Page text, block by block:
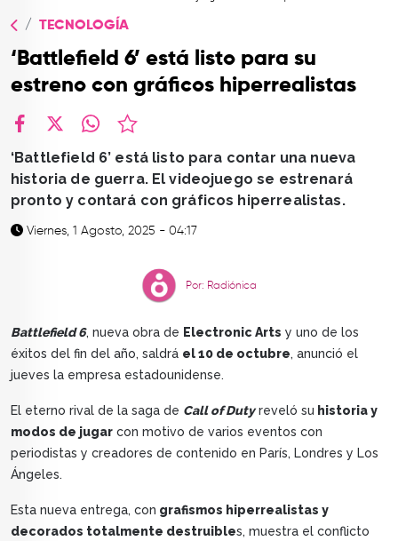
CONTACTO
TECNOLOGÍA
‘Battlefield 6’ está listo para su
estreno con gráficos hiperrealistas
‘Battlefield 6’ está listo para contar una nueva
historia de guerra. El videojuego se estrenará
pronto y contará con gráficos hiperrealistas.
Viernes, 1 Agosto, 2025 - 04:17
Por: Radiónica
Battlefield 6, nueva obra de Electronic Arts y uno de los
éxitos del fin del año, saldrá el 10 de octubre, anunció el
jueves la empresa estadounidense.
El eterno rival de la saga de Call of Dutyreveló su historia y
modos de jugar con motivo de varios eventos con
periodistas y creadores de contenido en París, Londres y Los
Ángeles.
Esta nueva entrega, con grafismos hiperrealistas y
decorados totalmente destruibles, muestra el conflicto